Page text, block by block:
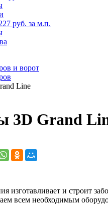
руб. за м.п.
и ворот
Line
3D Grand
изготавливает и строит
всем необходимым